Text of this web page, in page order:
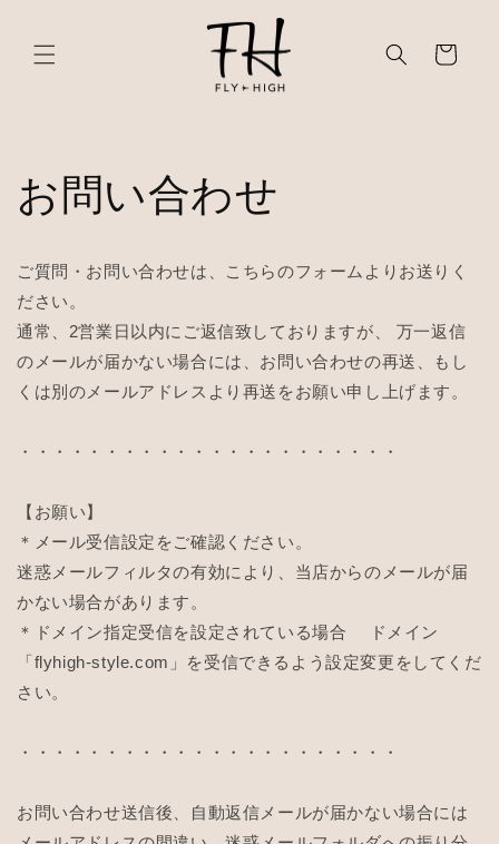
ー
お問い合わせ
ご質問・お問い合わせは、こちらのフォームよりお送りく
ださい。
通常、2営業日以内にご返信致しておりますが、 万一返信
のメールが届かない場合には、お問い合わせの再送、もし
くは別のメールアドレスより再送をお願い申し上げます。
・・・・・・・・・・・ ・・・・・・・・・・・
【お願い】
＊メール受信設定をご確認ください。
迷惑メールフィルタの有効により、当店からのメールが届
かない場合があります。
＊ドメイン指定受信を設定されている場合 ドメイン
「flyhigh-style.com」を受信できるよう設定変更をしてくだ
さい。
・・・・・・・・・・・ ・・・・・・・・・・・
お問い合わせ送信後、自動返信メールが届かない場合には